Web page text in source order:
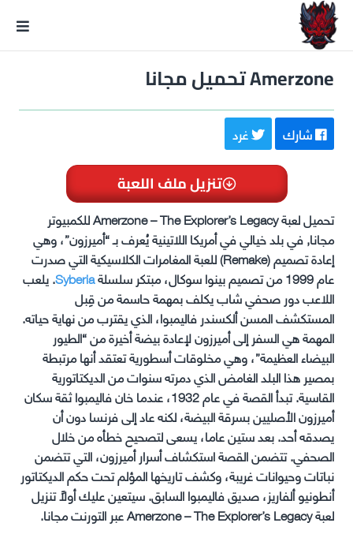
Amerzone تحميل مجانا
شارك غرد
تنزيل ملف اللعبة
تحميل لعبة Amerzone – The Explorer’s Legacy للكمبيوتر
مجانا, في بلد خيالي في أمريكا اللاتينية يُعرف بـ “أميرزون”، وهي
إعادة تصميم (Remake) للعبة المغامرات الكلاسيكية التي صدرت
عام 1999 من تصميم بينوا سوكال، مبتكر سلسلة
Syberia. يلعب
اللاعب دور صحفي شاب يكلف بمهمة حاسمة من قِبل
المستكشف المسن ألكسندر فاليمبوا، الذي يقترب من نهاية حياته.
المهمة هي السفر إلى أميرزون لإعادة بيضة أخيرة من “الطيور
البيضاء العظيمة”، وهي مخلوقات أسطورية تعتقد أنها مرتبطة
بمصير هذا البلد الغامض الذي دمرته سنوات من الديكتاتورية
القاسية. تبدأ القصة في عام 1932، عندما خان فاليمبوا ثقة سكان
أميرزون الأصليين بسرقة البيضة، لكنه عاد إلى فرنسا دون أن
يصدقه أحد. بعد ستين عاما، يسعى لتصحيح خطأه من خلال
الصحفي. تتضمن القصة استكشاف أسرار أميرزون، التي تتضمن
نباتات وحيوانات غريبة، وكشف تاريخها المؤلم تحت حكم الديكتاتور
أنطونيو ألفاريز، صديق فاليمبوا السابق. سيتعين عليك أولاً تنزيل
لعبة Amerzone – The Explorer’s Legacy عبر التورنت مجانا.